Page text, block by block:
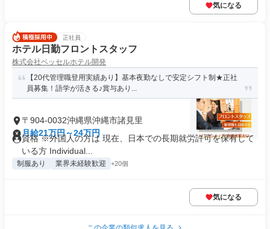
気になる
正社員
ホテル日勤フロントスタッフ
株式会社ベッセルホテル開発
【20代管理職登用実績あり】基本夜勤なしで安定シフト制★正社
員募集！語学が活きる♪賞与あり...
〒904-0032沖縄県沖縄市諸見里
月給21万円～24万円
資格 ※外国人の方は 現在、日本での長期就労許可を保有して
いる方 Individual...
制服あり 業界未経験歓迎 +20個
気になる